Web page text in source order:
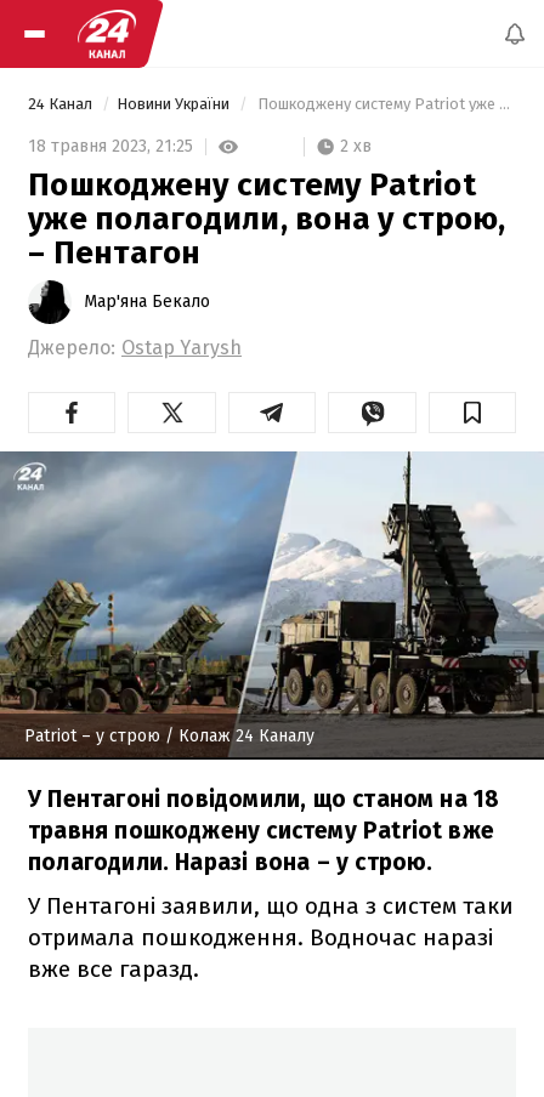
24 Канал Новини України Пошкоджену систему Patriot уже полагодили, вона у строю, – Пентагон
18 травня 2023, 21:25 2 хв
Пошкоджену систему Patriot
уже полагодили, вона у строю,
– Пентагон
Мар'яна Бекало
Джерело: Ostap Yarysh
Patriot – у строю / Колаж 24 Каналу
У Пентагоні повідомили, що станом на 18
травня пошкоджену систему Patriot вже
полагодили. Наразі вона – у строю.
У Пентагоні заявили, що одна з систем таки
отримала пошкодження. Водночас наразі
вже все гаразд.